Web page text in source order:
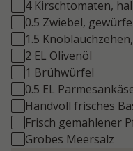
4 Kirschtomaten,
0.5 Zwiebel,
1.5
2 EL Olivenöl
1 Brühwürfel
0.5 EL
Handvoll frisches
Frisch gemahlener
Grobes Meersalz